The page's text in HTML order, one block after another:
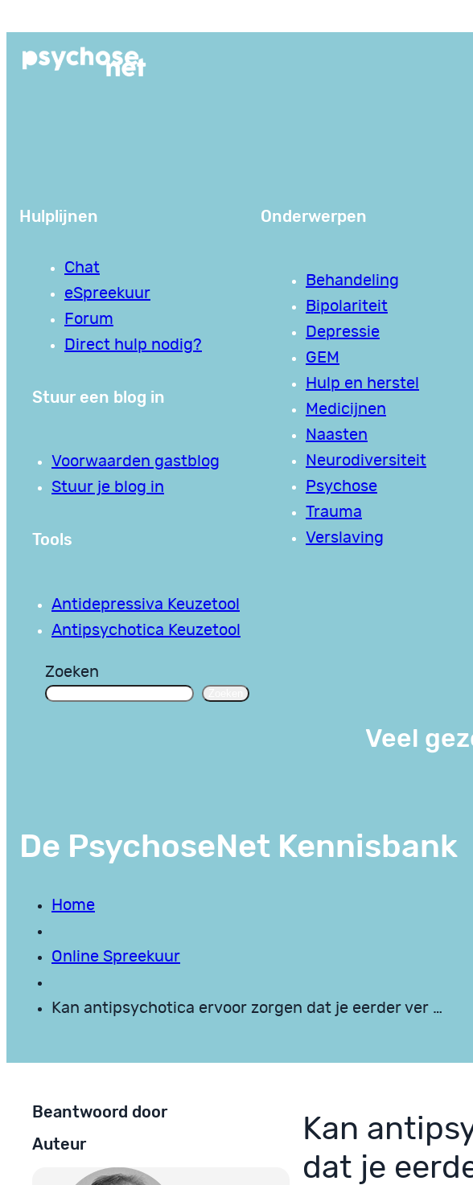
de
Hulplijnen
Chat
eSpreekuur
Forum
Direct hulp nodig?
Stuur een blog in
Voorwaarden gastblog
Stuur je blog in
Tools
Antidepressiva Keuzetool
Antipsychotica Keuzetool
Onderwerpen
Behandeling
Bipolariteit
Depressie
GEM
Hulp en herstel
Medicijnen
Naasten
Neurodiversiteit
Psychose
Trauma
Verslaving
Zoeken
Veel
De PsychoseNet Kennisbank
Home
Online Spreekuur
Kan antipsychotica ervoor zorgen dat je eerder ver …
Beantwoord door
Auteur
Kan
dat je